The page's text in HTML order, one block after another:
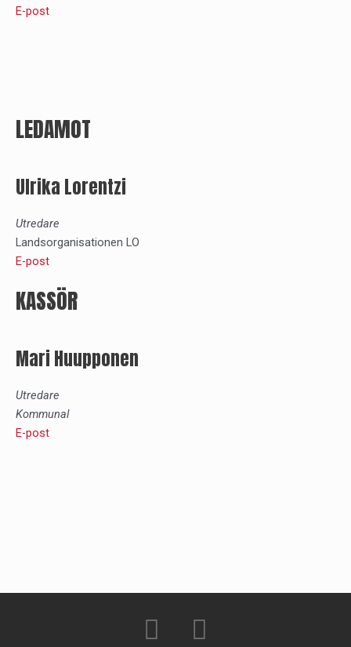
E-post
LEDAMOT
Ulrika Lorentzi
Utredare
Landsorganisationen LO
E-post
KASSÖR
Mari Huupponen
Utredare
Kommunal
E-post
F
T